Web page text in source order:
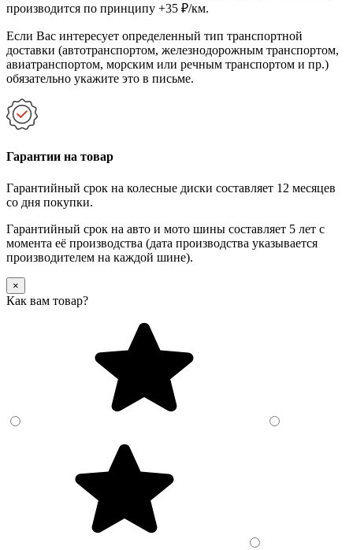
производится по принципу +35 ₽/км.
Если Вас интересует определенный тип транспортной
доставки (автотранспортом, железнодорожным транспортом,
авиатранспортом, морским или речным транспортом и пр.)
обязательно укажите это в письме.
Гарантии на товар
Гарантийный срок на колесные диски составляет 12 месяцев
со дня покупки.
Гарантийный срок на авто и мото шины составляет 5 лет с
момента её производства (дата производства указывается
производителем на каждой шине).
×
Как вам товар?